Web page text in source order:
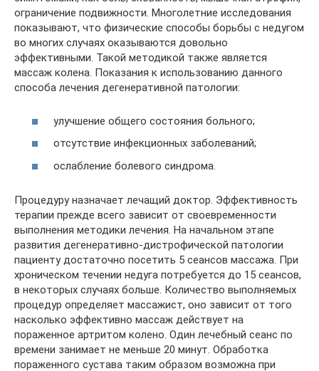
ограничение подвижности. Многолетние исследования
показывают, что физические способы борьбы с недугом
во многих случаях оказываются довольно
эффективными. Такой методикой также является
массаж колена. Показания к использованию данного
способа лечения дегенеративной патологии:
улучшение общего состояния больного;
отсутствие инфекционных заболеваний;
ослабление болевого синдрома.
Процедуру назначает лечащий доктор. Эффективность
терапии прежде всего зависит от своевременности
выполнения методики лечения. На начальном этапе
развития дегенеративно-дистрофической патологии
пациенту достаточно посетить 5 сеансов массажа. При
хроническом течении недуга потребуется до 15 сеансов,
в некоторых случаях больше. Количество выполняемых
процедур определяет массажист, оно зависит от того
насколько эффективно массаж действует на
пораженное артритом колено. Один лечебный сеанс по
времени занимает не меньше 20 минут. Обработка
пораженного сустава таким образом возможна при